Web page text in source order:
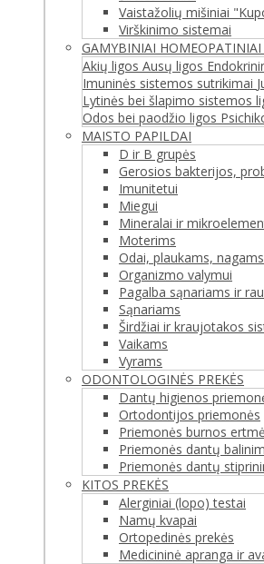
Vaistažolių mišiniai
Virškinimo sistemai
GAMYBINIAI HOMEOPATINIAI
Akių ligos Ausų ligos
Imuninės sistemos sutrikimai
Lytinės bei šlapimo sistemos
Odos bei paodžio ligos
MAISTO PAPILDAI
D ir B grupės
Gerosios bakterijos,
Imunitetui
Miegui
Mineralai ir
Moterims
Odai, plaukams, nagams
Organizmo valymui
Pagalba sąnariams ir
Sąnariams
Širdžiai ir kraujotakos
Vaikams
Vyrams
ODONTOLOGINĖS PREKĖS
Dantų higienos
Ortodontijos priemonės
Priemonės burnos
Priemonės dantų
Priemonės dantų
KITOS PREKĖS
Alerginiai (lopo) testai
Namų kvapai
Ortopedinės prekės
Medicininė apranga ir